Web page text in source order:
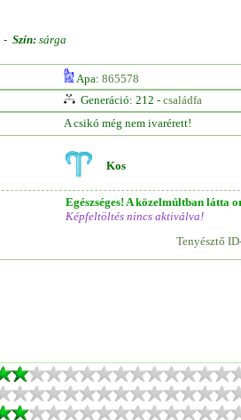
- Szín: sárga
Apa: 865578
Generáció: 212 - családfa
A csikó még nem ivarérett!
Kos
Egészséges! A közelmúltban látta
Képfeltöltés nincs aktiválva!
Tenyésztő